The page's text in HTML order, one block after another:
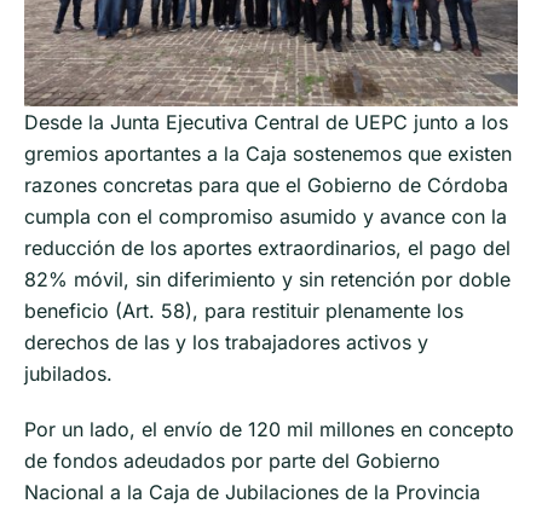
Desde la Junta Ejecutiva Central de UEPC junto a los
gremios aportantes a la Caja sostenemos que existen
razones concretas para que el Gobierno de Córdoba
cumpla con el compromiso asumido y avance con la
reducción de los aportes extraordinarios, el pago del
82% móvil, sin diferimiento y sin retención por doble
beneficio (Art. 58), para restituir plenamente los
derechos de las y los trabajadores activos y
jubilados.
Por un lado, el envío de 120 mil millones en concepto
de fondos adeudados por parte del Gobierno
Nacional a la Caja de Jubilaciones de la Provincia